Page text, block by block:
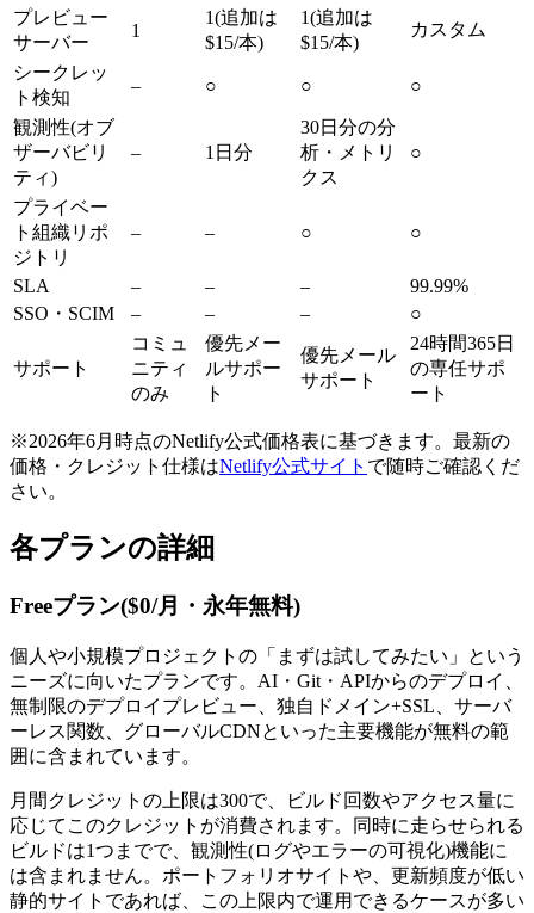
プレビュー
サーバー
1
1(追加は
$15/本)
1(追加は
$15/本)
カスタム
シークレッ
ト検知
– ○ ○ ○
観測性(オブ
ザーバビリ
ティ)
– 1日分
30日分の分
析・メトリ
クス
○
プライベー
ト組織リポ
ジトリ
– – ○ ○
SLA – – –
99.99%
SSO・SCIM
– – – ○
サポート
コミュ
ニティ
のみ
優先メー
ルサポー
ト
優先メール
サポート
24時間365日
の専任サポ
ート
※2026年6月時点のNetlify公式価格表に基づきます。最新の
価格・クレジット仕様はNetlify公式サイト で随時ご確認くだ
さい。
各プランの詳細
Freeプラン($0/月・永年無料)
個人や小規模プロジェクトの「まずは試してみたい」という
ニーズに向いたプランです。AI・Git・APIからのデプロイ、
無制限のデプロイプレビュー、独自ドメイン+SSL、サーバ
ーレス関数、グローバルCDNといった主要機能が無料の範
囲に含まれています。
月間クレジットの上限は300で、ビルド回数やアクセス量に
応じてこのクレジットが消費されます。同時に走らせられる
ビルドは1つまでで、観測性(ログやエラーの可視化)機能に
は含まれません。ポートフォリオサイトや、更新頻度が低い
静的サイトであれば、この上限内で運用できるケースが多い